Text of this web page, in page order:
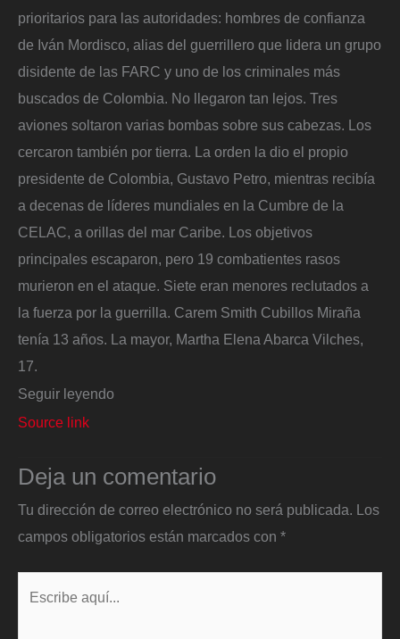
prioritarios para las autoridades: hombres de confianza
de Iván Mordisco, alias del guerrillero que lidera un grupo
disidente de las FARC y uno de los criminales más
buscados de Colombia. No llegaron tan lejos. Tres
aviones soltaron varias bombas sobre sus cabezas. Los
cercaron también por tierra. La orden la dio el propio
presidente de Colombia, Gustavo Petro, mientras recibía
a decenas de líderes mundiales en la Cumbre de la
CELAC, a orillas del mar Caribe. Los objetivos
principales escaparon, pero 19 combatientes rasos
murieron en el ataque. Siete eran menores reclutados a
la fuerza por la guerrilla. Carem Smith Cubillos Miraña
tenía 13 años. La mayor, Martha Elena Abarca Vilches,
17.
Seguir leyendo
Source link
Deja un comentario
Tu dirección de correo electrónico no será publicada.
Los
campos obligatorios están marcados con *